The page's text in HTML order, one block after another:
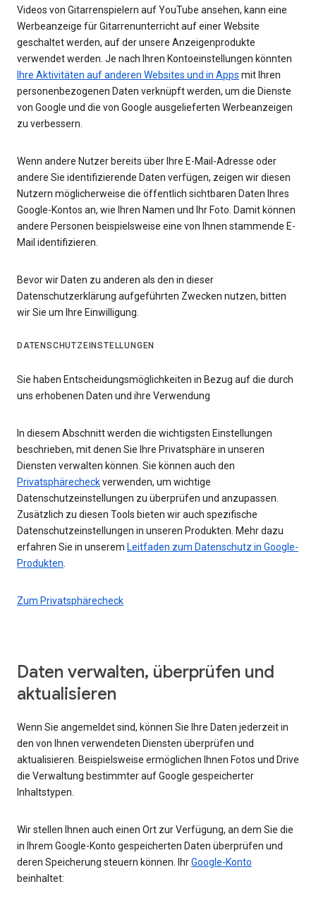
Videos von Gitarrenspielern auf YouTube ansehen, kann eine
Werbeanzeige für Gitarrenunterricht auf einer Website
geschaltet werden, auf der unsere Anzeigenprodukte
verwendet werden. Je nach Ihren Kontoeinstellungen könnten
Ihre Aktivitäten auf anderen Websites und in Apps mit Ihren
personenbezogenen Daten verknüpft werden, um die Dienste
von Google und die von Google ausgelieferten Werbeanzeigen
zu verbessern.
Wenn andere Nutzer bereits über Ihre E-Mail-Adresse oder
andere Sie identifizierende Daten verfügen, zeigen wir diesen
Nutzern möglicherweise die öffentlich sichtbaren Daten Ihres
Google-Kontos an, wie Ihren Namen und Ihr Foto. Damit können
andere Personen beispielsweise eine von Ihnen stammende E-
Mail identifizieren.
Bevor wir Daten zu anderen als den in dieser
Datenschutzerklärung aufgeführten Zwecken nutzen, bitten
wir Sie um Ihre Einwilligung.
DATENSCHUTZEINSTELLUNGEN
Sie haben Entscheidungsmöglichkeiten in Bezug auf die durch
uns erhobenen Daten und ihre Verwendung
In diesem Abschnitt werden die wichtigsten Einstellungen
beschrieben, mit denen Sie Ihre Privatsphäre in unseren
Diensten verwalten können. Sie können auch den
Privatsphärecheckverwenden, um wichtige
Datenschutzeinstellungen zu überprüfen und anzupassen.
Zusätzlich zu diesen Tools bieten wir auch spezifische
Datenschutzeinstellungen in unseren Produkten. Mehr dazu
erfahren Sie in unserem Leitfaden zum Datenschutz in Google-
Produkten
Zum Privatsphärecheck
Daten verwalten, überprüfen und
aktualisieren
Wenn Sie angemeldet sind, können Sie Ihre Daten jederzeit in
den von Ihnen verwendeten Diensten überprüfen und
aktualisieren. Beispielsweise ermöglichen Ihnen Fotos und Drive
die Verwaltung bestimmter auf Google gespeicherter
Inhaltstypen.
Wir stellen Ihnen auch einen Ort zur Verfügung, an dem Sie die
in Ihrem Google-Konto gespeicherten Daten überprüfen und
deren Speicherung steuern können. IhrGoogle-Konto
beinhaltet: